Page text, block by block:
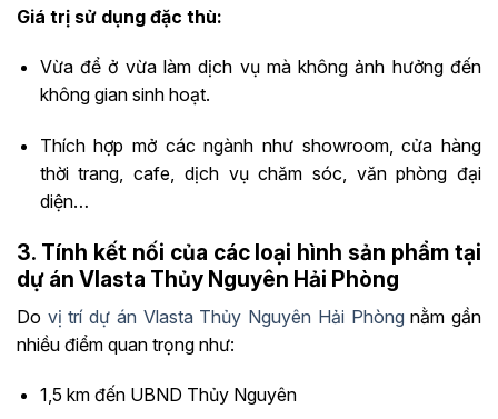
Giá trị sử dụng đặc thù:
Vừa để ở vừa làm dịch vụ mà không ảnh hưởng đến
không gian sinh hoạt.
Thích hợp mở các ngành như showroom, cửa hàng
thời trang, cafe, dịch vụ chăm sóc, văn phòng đại
diện…
3. Tính kết nối của các loại hình sản phẩm tại
dự án Vlasta Thủy Nguyên Hải Phòng
Do vị trí dự án Vlasta Thủy Nguyên Hải Phòng nằm gần
nhiều điểm quan trọng như:
1,5 km đến UBND Thủy Nguyên